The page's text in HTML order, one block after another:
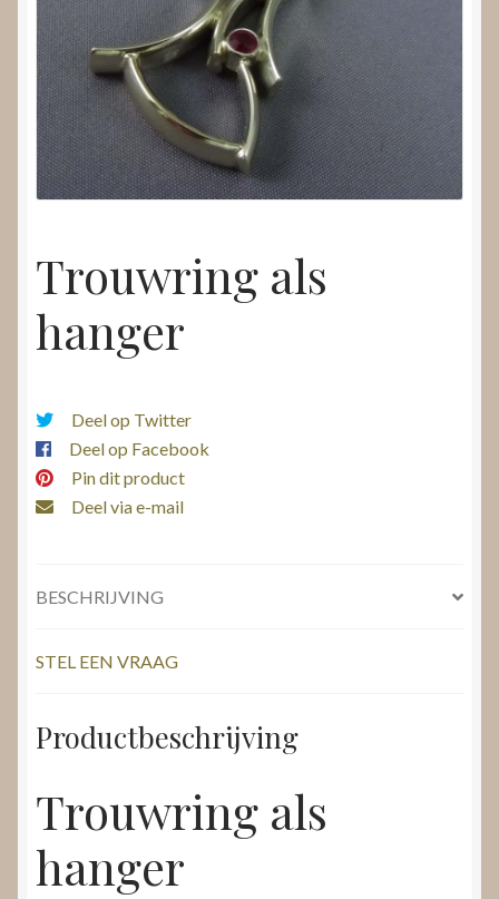
Nieuws
Video’s
Submenu
uitvouwen
Trouwring als
hanger
Deel op Twitter
Deel op Facebook
Pin dit product
Deel via e-mail
BESCHRIJVING
STEL EEN VRAAG
Productbeschrijving
Trouwring als
hanger